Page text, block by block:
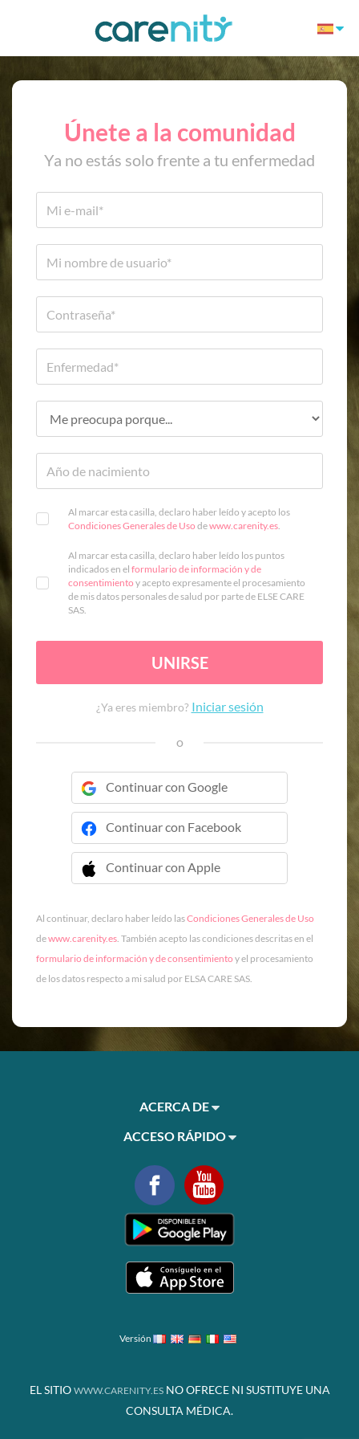
Únete a la comunidad
Ya no estás solo frente a tu enfermedad
Al marcar esta casilla, declaro haber leído y acepto los
Condiciones Generales de Uso dewww.carenity.es.
Al marcar esta casilla, declaro haber leído los puntos
indicados en el formulario de información y de
consentimiento y acepto expresamente el procesamiento
de mis datos personales de salud por parte de ELSE CARE
SAS.
UNIRSE
¿Ya eres miembro? Iniciar sesión
o
Continuar con Google
Continuar con Facebook
Continuar con Apple
 Continuar con Apple
Al continuar, declaro haber leído lasCondiciones Generales de Uso
dewww.carenity.es. También acepto las condiciones descritas en el
formulario de información y de consentimiento y el procesamiento
de los datos respecto a mi salud por ELSA CARE SAS.
ACERCA DE
ACCESO RÁPIDO
Versión
EL SITIO WWW.CARENITY.ESNO OFRECE NI SUSTITUYE UNA
CONSULTA MÉDICA.